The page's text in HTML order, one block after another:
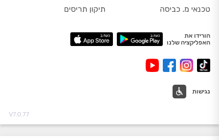
טכנאי מ. כביסה
תיקון תריסים
הורידו את
האפליקציה שלנו
נגישות
V7.0.77